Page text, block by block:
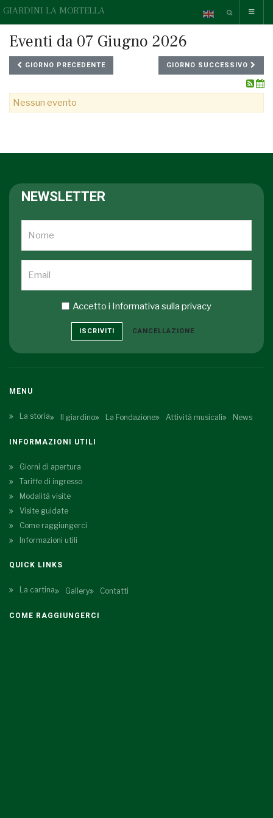
GIARDINI LA MORTELLA
Eventi da 07 Giugno 2026
GIORNO PRECEDENTE GIORNO SUCCESSIVO
Nessun evento
NEWSLETTER
Accetto i Informativa sulla privacy
ISCRIVITI CANCELLAZIONE
MENU
La storia Il giardino La Fondazione Attività musicali News
INFORMAZIONI UTILI
Giorni di apertura
Tariffe di ingresso
Modalità visite
Visite guidate
Come raggiungerci
Informazioni utili
QUICK LINKS
La cartina Gallery Contatti
COME RAGGIUNGERCI